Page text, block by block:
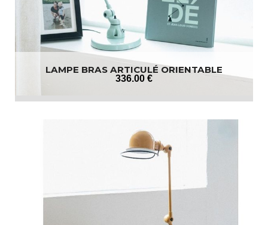
LAMPE BRAS ARTICULÉ ORIENTABLE
336.00 €